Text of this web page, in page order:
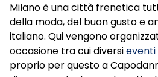
Milano è una città frenetica
della moda, del buon gusto e
italiano. Qui vengono
occasione tra cui diversieventi
proprio per questo a